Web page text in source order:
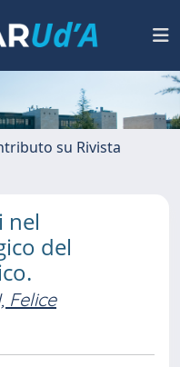
su Rivista
nel
del
Felice